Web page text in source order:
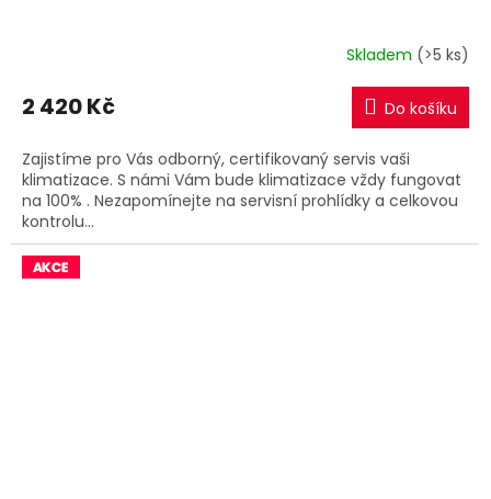
R
M
A
Skladem (>5 ks)
2 420 Kč Do košíku
Zajistíme pro Vás odborný, certifikovaný servis vaši
klimatizace. S námi Vám bude klimatizace vždy fungovat
na 100% . Nezapomínejte na servisní prohlídky a celkovou
kontrolu...